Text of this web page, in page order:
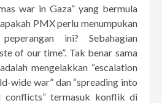
war in Gaza” yang bermula
PMX perlu menumpukan
ini? Sebahagian
of our time”. Tak benar sama
mengelakkan “escalation
wide war” dan “spreading into
conflicts” termasuk konflik di